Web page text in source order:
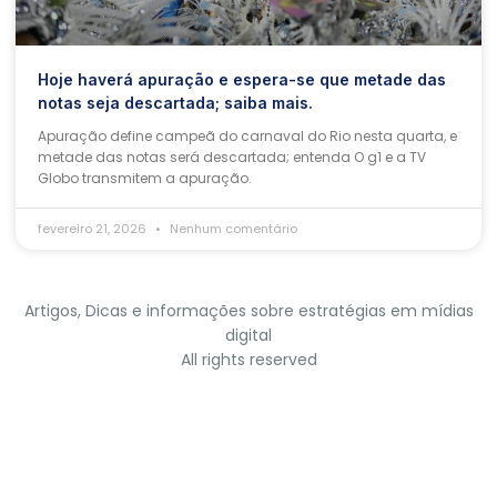
Hoje haverá apuração e espera-se que metade das
notas seja descartada; saiba mais.
Apuração define campeã do carnaval do Rio nesta quarta, e
metade das notas será descartada; entenda O g1 e a TV
Globo transmitem a apuração.
fevereiro 21, 2026 Nenhum comentário
Artigos, Dicas e informações sobre estratégias em mídias
digital
All rights reserved